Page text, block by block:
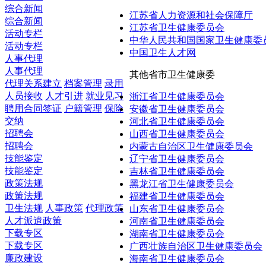
综合新闻
综合新闻
活动专栏
活动专栏
人事代理
人事代理
代理关系建立 档案管理 录用
人员接收 人才引进 就业见习
聘用合同签证 户籍管理 保险
交纳
招聘会
招聘会
技能鉴定
技能鉴定
政策法规
政策法规
卫生法规 人事政策 代理政策
人才派遣政策
下载专区
下载专区
廉政建设
江苏省人力资源和社会保障厅
江苏省卫生健康委员会
中华人民共和国国家卫生健康委
中国卫生人才网
其他省市卫生健康委
浙江省卫生健康委员会
安徽省卫生健康委员会
河北省卫生健康委员会
山西省卫生健康委员会
内蒙古自治区卫生健康委员会
辽宁省卫生健康委员会
吉林省卫生健康委员会
黑龙江省卫生健康委员会
福建省卫生健康委员会
山东省卫生健康委员会
河南省卫生健康委员会
湖南省卫生健康委员会
广西壮族自治区卫生健康委员会
海南省卫生健康委员会